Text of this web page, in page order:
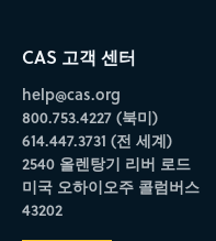
CAS 고객 센터
help@cas.org
800.753.4227 (북미)
614.447.3731 (전 세계)
2540 올렌탕기 리버 로드
미국 오하이오주 콜럼버스
43202